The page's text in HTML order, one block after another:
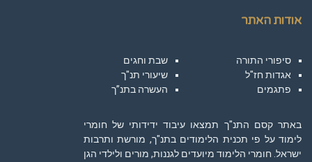
אודות האתר
סיפורי התורה
אגדות חז"ל
פתגמים
שבת וחגים
שיעורי תנ"ך
העשרה בתנ”ך
באתר קסם התנ"ך תמצאו עיבוד ידידותי של חומרי
לימוד על פי תכנית הלימודים בתנ"ך, מורשת ותרבות
ישראל. חומרי הלימוד מיועדים לגננות, מורים ולילדי הגן